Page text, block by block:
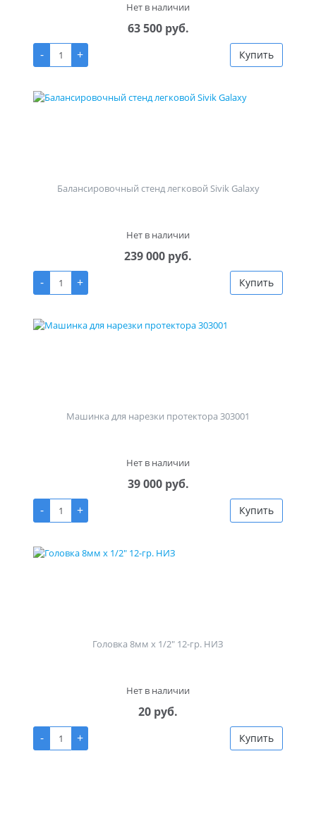
Нет в наличии
63 500 руб.
-
+ Купить
Балансировочный стенд легковой Sivik Galaxy
Нет в наличии
239 000 руб.
-
+ Купить
Машинка для нарезки протектора 303001
Нет в наличии
39 000 руб.
-
+ Купить
Головка 8мм х 1/2" 12-гр. НИЗ
Нет в наличии
20 руб.
-
+ Купить